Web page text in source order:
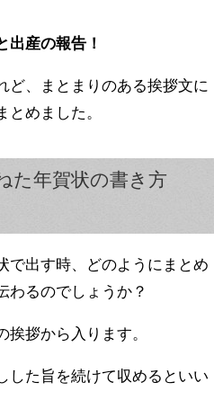
出産の報告！
ど、まとまりのある挨拶文に
めました。
た年賀状の書き方
で出す時、どのようにまとめ
わるのでしょうか？
拶から入ります。
した旨を続けて収めるといい